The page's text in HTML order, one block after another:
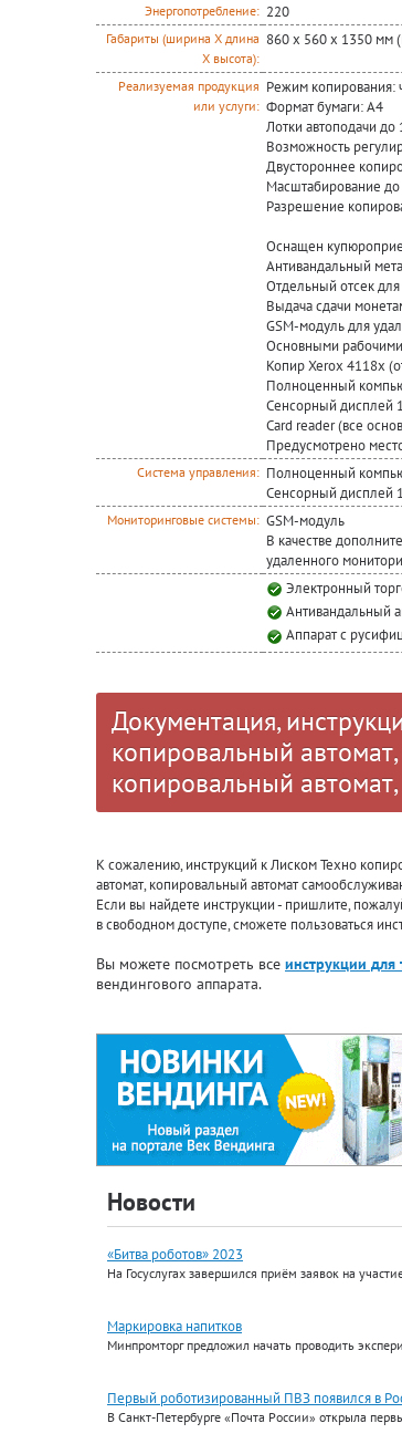
Энергопотребление: 220
Габариты (ширина Х длина
Х высота):
860 х 560 х 1350 мм
Реализуемая продукция
или услуги:
Режим копирования:
Формат бумаги: A4
Лотки автоподачи до
Возможность
Двустороннее
Масштабирование
Разрешение
Оснащен
Антивандальный
Отдельный отсек
Выдача сдачи
GSM-модуль для
Основными рабочими
Копир Xerox 4118x
Полноценный
Сенсорный дисплей
Card reader (все
Предусмотрено
Система управления: Полноценный
Сенсорный дисплей
Мониторинговые системы: GSM-модуль
В качестве
удаленного
Электронный
Антивандальный
Аппарат с
Документация,
копировальный
копировальный
К сожалению, инструкций к Лиском Техно
автомат, копировальный автомат
Если вы найдете инструкции - пришлите,
в свободном доступе, сможете пользоваться
Вы можете посмотреть все инструкции для
вендингового аппарата.
Новости
«Битва роботов» 2023
На Госуслугах завершился приём заявок на
Маркировка напитков
Минпромторг предложил начать проводить
Первый роботизированный ПВЗ появился в
В Санкт-Петербурге «Почта России» открыла